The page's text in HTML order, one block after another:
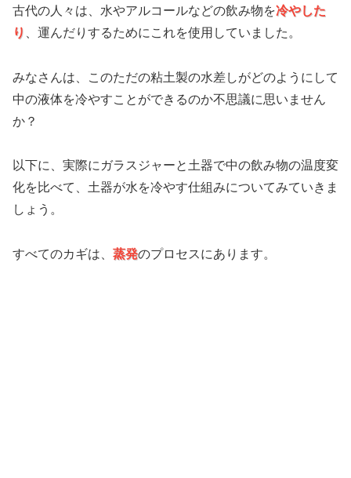
古代の人々は、水やアルコールなどの飲み物を冷やした
り
、運んだりするためにこれを使用していました。
みなさんは、このただの粘土製の水差しがどのようにして
中の液体を冷やすことができるのか不思議に思いません
か？
以下に、実際にガラスジャーと土器で中の飲み物の温度変
化を比べて、土器が水を冷やす仕組みについてみていきま
しょう。
すべてのカギは、 蒸発のプロセスにあります。